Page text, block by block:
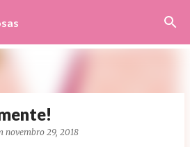
o conteúdo principal
novembro 29, 2018